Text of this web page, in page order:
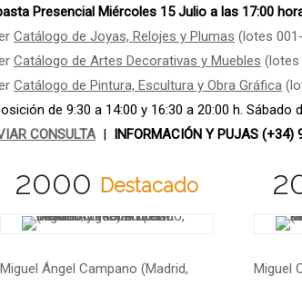
Presencial Miércoles 15 Julio a las 17:00
Catálogo de Joyas, Relojes y Plumas (lotes
Catálogo de Artes Decorativas y Muebles (lotes
Catálogo de Pintura, Escultura y Obra Gráfica
de 9:30 a 14:00 y 16:30 a 20:00 h. Sábado
CONSULTA| INFORMACIÓN Y PUJAS (+34)
2000 Destacado
Miguel Ángel Campano (Madrid,
Miguel